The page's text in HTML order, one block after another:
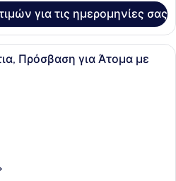
για τις ημερομηνίες σας
Ένα δωμάτιο ξενοδοχείου με δύο
Πρόσβαση για Άτομα με